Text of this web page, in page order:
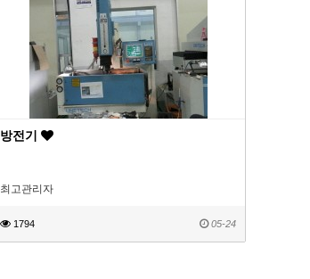
방전기
최고관리자
1794 05-24